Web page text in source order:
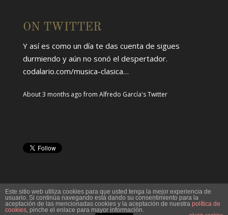
ON TWITTER
Y así es como un día te das cuenta de sigues
durmiendo y aún no sonó el despertador.
codalario.com/musica-clasica…
About 3 months agofrom Alfredo García's Twitter
Este sitio web utiliza cookies para que usted tenga la mejor experiencia de
usuario. Si continúa navegando está dando su consentimiento para la
aceptación de las mencionadas cookies y la aceptación de nuestra política de
cookies, pinche el enlace para mayor información.